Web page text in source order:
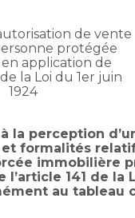
de vente
protégée
application de
de la Loi du 1er juin
1924
la perception
formalités
immobilière
l’article 141 de la
au tableau